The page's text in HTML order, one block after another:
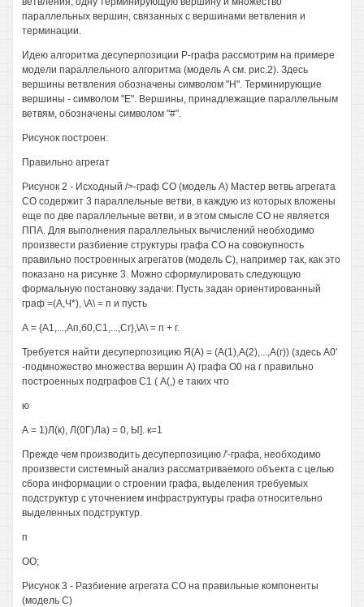
параллельных вершин, связанных с вершинами ветвления и
терминации.
Идею алгоритма десуперпозиции Р-графа рассмотрим на примере
модели параллельного алгоритма (модель А см. рис.2). Здесь
вершины ветвления обозначены символом "Н". Терминирующие
вершины - символом "Е". Вершины, принадлежащие параллельным
ветвям, обозначены символом "#".
Рисунок построен:
Правильно агрегат
Рисунок 2 - Исходный />-граф СО (модель А) Мастер ветвь агрегата
СО содержит 3 параллельные ветви, в каждую из которых вложены
еще по две параллельные ветви, и в этом смысле СО не является
ППА. Для выполнения параллельных вычислений необходимо
произвести разбиение структуры графа СО на совокупность
правильно построенных агрегатов (модель С), например так, как это
показано на рисунке 3. Можно сформулировать следующую
формальную постановку задачи: Пусть задан ориентированный
граф =(А,Ч*), \А\ = п и пусть
А = {А1,...,Ап,б0,С1,...,Сг},\А\ = п + г.
Требуется найти десуперпозицию Я(А) = (А(1),А(2),...,А(г)) (здесь А0'
-подмножество множества вершин А) графа О0 на г правильно
построенных подграфов С1 ( А(,) е таких что
ю
А = 1)Л(к), Л(0Г)Ла) = 0, Ы]. к=1
Прежде чем производить десуперпозицию /'-графа, необходимо
произвести системный анализ рассматриваемого объекта с целью
сбора информации о строении графа, выделения требуемых
подструктур с уточнением инфраструктуры графа относительно
выделенных подструктур.
п
ОО;
Рисунок 3 - Разбиение агрегата СО на правильные компоненты
(модель С)